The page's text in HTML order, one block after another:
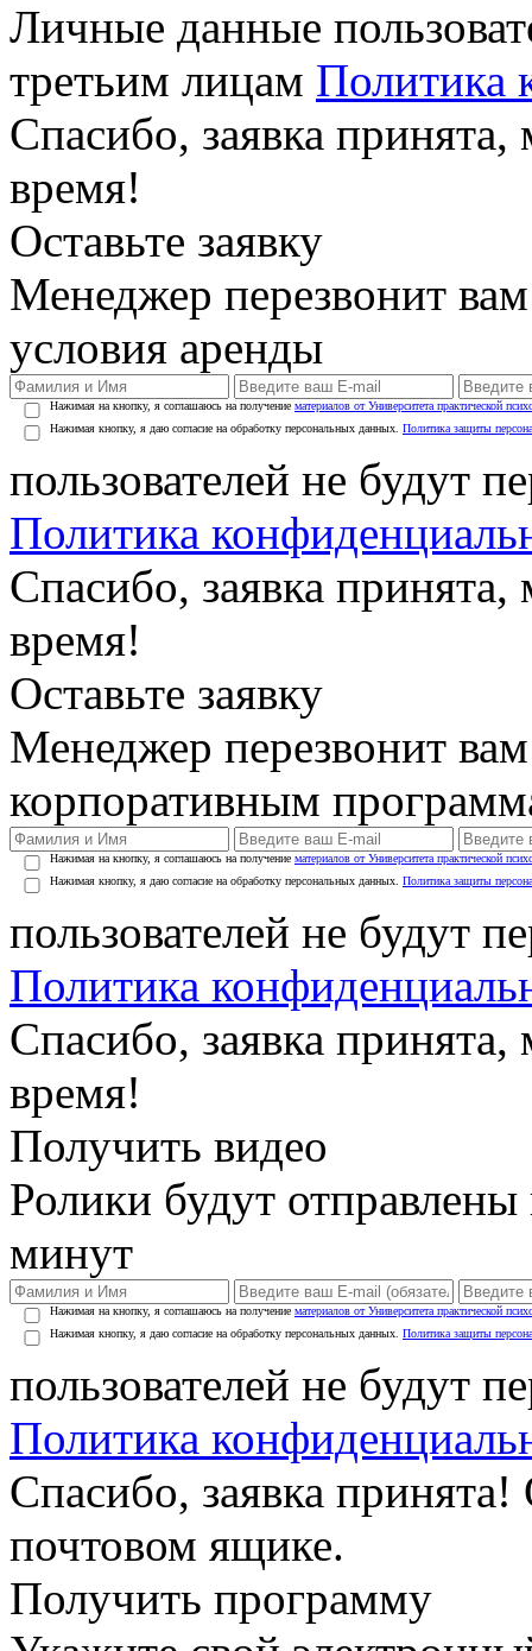
Личные данные
третьим лицам Политика
Спасибо, заявка
время!
Оставьте заявку
Менеджер перезвонит
условия аренды
Нажимая на кнопку, я соглашаюсь на получение материалов от Университета практической
Нажимая кнопку, я даю согласие на обработку персональных данных. Политика защиты
пользователей не будут
Политика
Спасибо, заявка
время!
Оставьте заявку
Менеджер перезвонит
корпоративным
Нажимая на кнопку, я соглашаюсь на получение материалов от Университета практической
Нажимая кнопку, я даю согласие на обработку персональных данных. Политика защиты
пользователей не будут
Политика
Спасибо, заявка
время!
Получить видео
Ролики будут
минут
Нажимая на кнопку, я соглашаюсь на получение материалов от Университета практической
Нажимая кнопку, я даю согласие на обработку персональных данных. Политика защиты
пользователей не будут
Политика
Спасибо, заявка
почтовом ящике.
Получить программу